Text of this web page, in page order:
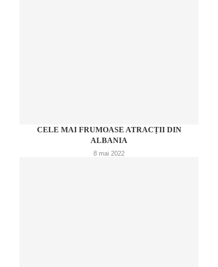
CELE MAI FRUMOASE ATRACȚII DIN
ALBANIA
8 mai 2022